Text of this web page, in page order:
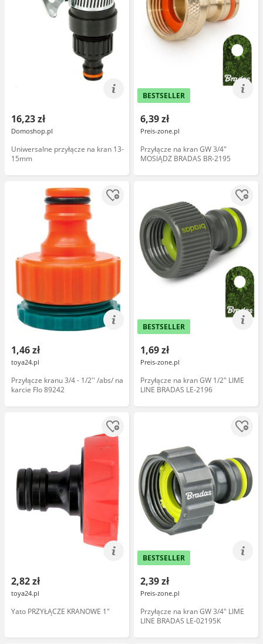
16,23 zł
Domoshop.pl
Uniwersalne przyłącze na kran 13-
15mm
BESTSELLER
6,39 zł
Preis-zone.pl
Przyłącze na kran GW 3/4"
MOSIĄDZ BRADAS BR-2195
1,46 zł
toya24.pl
Przyłącze kranu 3/4 - 1/2'' /abs/ na
karcie Flo 89242
BESTSELLER
1,69 zł
Preis-zone.pl
Przyłącze na kran GW 1/2" LIME
LINE BRADAS LE-2196
2,82 zł
toya24.pl
Yato PRZYŁĄCZE KRANOWE 1"
BESTSELLER
2,39 zł
Preis-zone.pl
Przyłącze na kran GW 3/4" LIME
LINE BRADAS LE-02195K